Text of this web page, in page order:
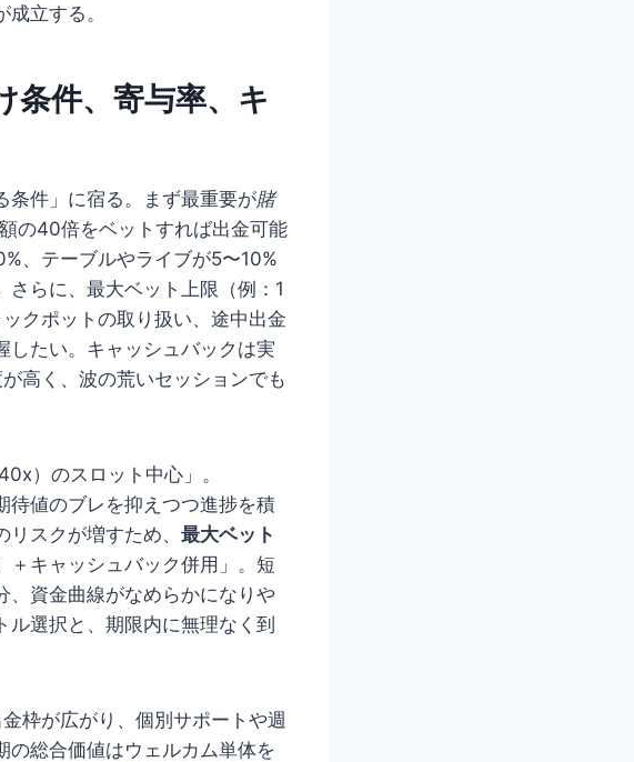
立する。
条件、寄与率、キ
条件」に宿る。まず最重要が賭
の40倍をベットすれば出金可能
、テーブルやライブが5〜10%
らに、最大ベット上限（例：1
クポットの取り扱い、途中出金
したい。キャッシュバックは実
高く、波の荒いセッションでも
）のスロット中心」。
待値のブレを抑えつつ進捗を積
スクが増すため、 最大ベット
＋キャッシュバック併用」。短
、資金曲線がなめらかになりや
ル選択と、期限内に無理なく到
枠が広がり、個別サポートや週
の総合価値はウェルカム単体を